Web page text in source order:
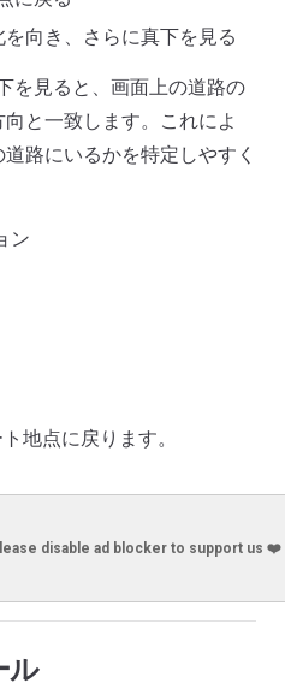
向き、さらに真下を見る
を見ると、画面上の道路の
と一致します。これによ
路にいるかを特定しやすく
ン
地点に戻ります。
disable ad blocker to support us ❤️
ル